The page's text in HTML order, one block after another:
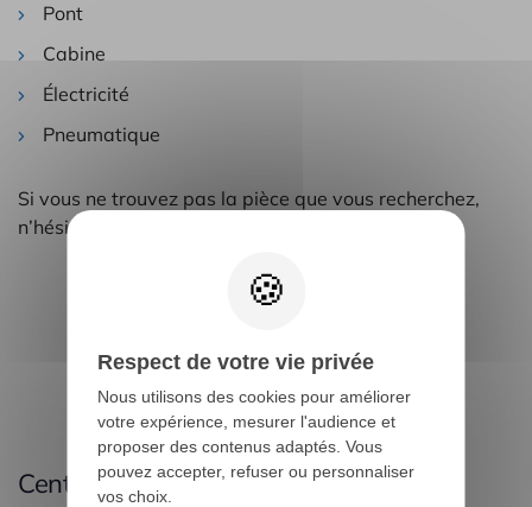
Pont
Cabine
Électricité
Pneumatique
Si vous ne trouvez pas la pièce que vous recherchez,
n’hésitez-pas à nous contacter.
Nos pièces détachées
Centre agréé VHU
Respect de votre vie privée
Nous utilisons des cookies pour améliorer
votre expérience, mesurer l'audience et
proposer des contenus adaptés. Vous
pouvez accepter, refuser ou personnaliser
vos choix.